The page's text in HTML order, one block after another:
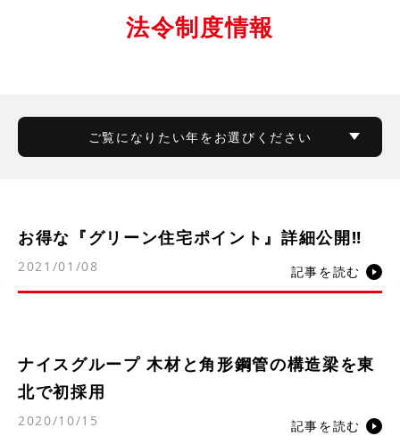
法令制度情報
ご覧になりたい年をお選びください
お得な『グリーン住宅ポイント』詳細公開‼
2021/01/08 記事を読む
ナイスグループ 木材と角形鋼管の構造梁を東
北で初採用
2020/10/15 記事を読む